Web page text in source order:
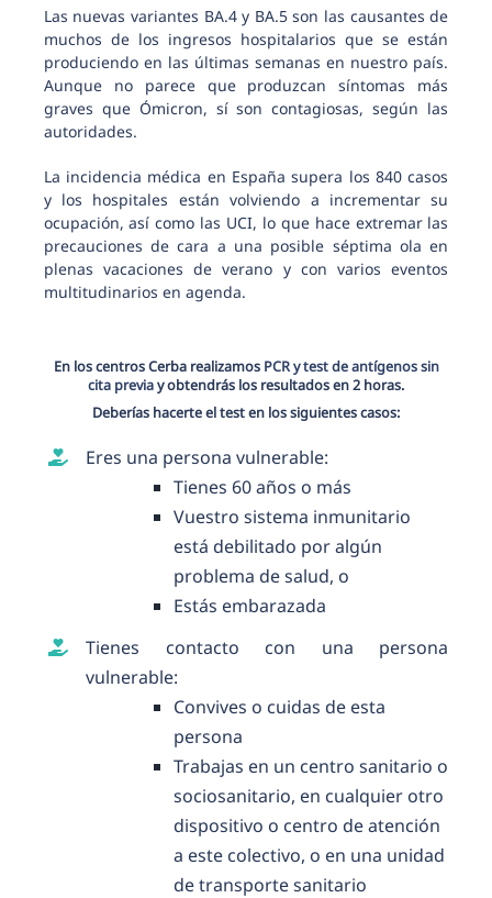
Las nuevas variantes BA.4 y BA.5 son las causantes de
muchos de los ingresos hospitalarios que se están
produciendo en las últimas semanas en nuestro país.
Aunque no parece que produzcan síntomas más
graves que Ómicron, sí son contagiosas, según las
autoridades.
La incidencia médica en España supera los 840 casos
y los hospitales están volviendo a incrementar su
ocupación, así como las UCI, lo que hace extremar las
precauciones de cara a una posible séptima ola en
plenas vacaciones de verano y con varios eventos
multitudinarios en agenda.
En los centros Cerba realizamos PCR y test de antígenos sin
cita previay obtendrás los resultados en 2 horas.
Deberías hacerte el test en los siguientes casos:
Eres una persona vulnerable:
Tienes 60 años o más
Vuestro sistema inmunitario
está debilitado por algún
problema de salud, o
Estás embarazada
Tienes contacto con una persona
vulnerable:
Convives o cuidas de esta
persona
Trabajas en un centro sanitario o
sociosanitario, en cualquier otro
dispositivo o centro de atención
a este colectivo, o en una unidad
de transporte sanitario